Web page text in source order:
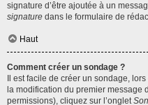
signature d’être ajoutée à un
signature dans le formulaire de
Haut
Comment créer un sondage ?
Il est facile de créer un sondage,
la modification du premier message
permissions), cliquez sur l’onglet